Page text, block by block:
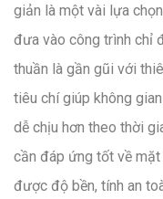
giản là một vài lựa
đưa vào công trình chỉ
thuần là gần gũi với
tiêu chí giúp không
dễ chịu hơn theo thời
cần đáp ứng tốt về
được độ bền, tính an